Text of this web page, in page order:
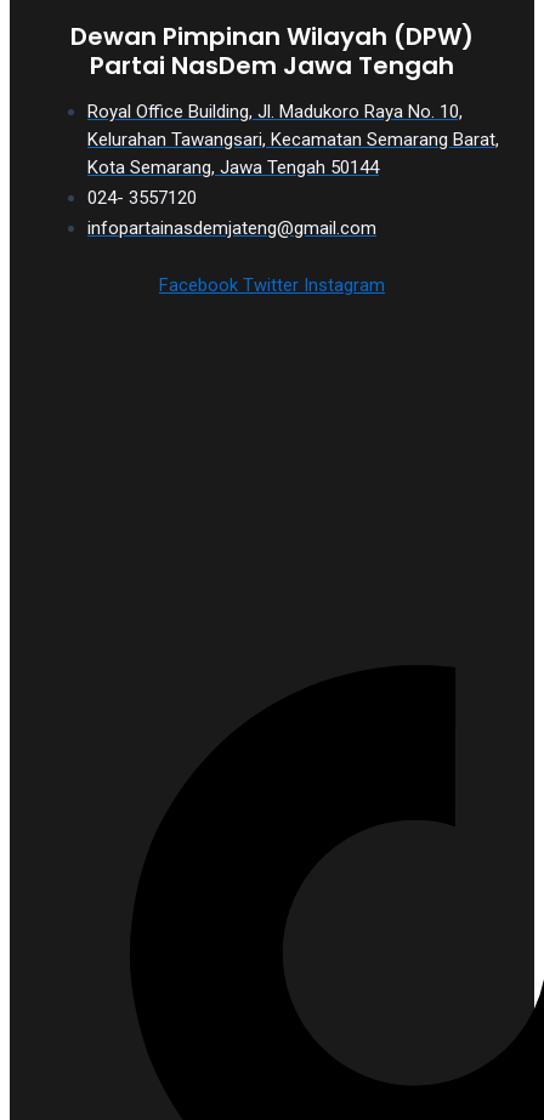
Dewan Pimpinan Wilayah (DPW)
Partai NasDem Jawa Tengah
Royal Office Building, Jl. Madukoro Raya No. 10,
Kelurahan Tawangsari, Kecamatan Semarang Barat,
Kota Semarang, Jawa Tengah 50144
024- 3557120
infopartainasdemjateng@gmail.com
Facebook Twitter Instagram